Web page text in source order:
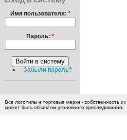
Имя пользователя: *
Пароль: *
Забыли пароль?
Все логотипы и торговые марки - собственность
может быть объектом уголовного преследования.